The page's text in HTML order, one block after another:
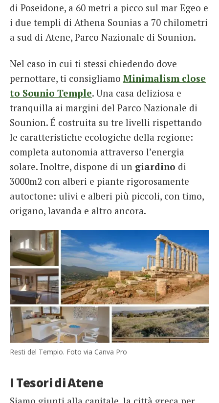
di Poseidone, a 60 metri a picco sul mar Egeo e
i due templi di Athena Sounias a 70 chilometri
a sud di Atene, Parco Nazionale di Sounion.
Nel caso in cui ti stessi chiedendo dove
pernottare, ti consigliamo Minimalism close
to Sounio Temple. Una casa deliziosa e
tranquilla ai margini del Parco Nazionale di
Sounion. É costruita su tre livelli rispettando
le caratteristiche ecologiche della regione:
completa autonomia attraverso l’energia
solare. Inoltre, dispone di un giardino di
3000m2 con alberi e piante rigorosamente
autoctone: ulivi e alberi più piccoli, con timo,
origano, lavanda e altro ancora.
Resti del Tempio. Foto via Canva Pro
I Tesori di Atene